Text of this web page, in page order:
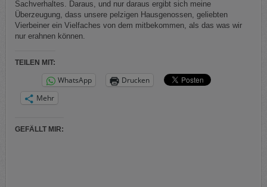
Sachverhaltes. Daraus, und nur daraus ergibt sich meine
Überzeugung, dass unsere pelzigen Hausgenossen, geliebten
Vierbeiner ein Vielfaches von dem mitbekommen, als das was wir
nur erahnen können.
TEILEN MIT:
WhatsApp
Drucken
Mehr
GEFÄLLT MIR: